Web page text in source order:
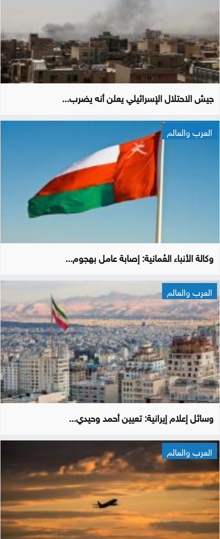
جيش الاحتلال الإسرائيلي يعلن أنه يضرب...
العرب والعالم
وكالة الأنباء العُمانية: إصابة عامل بهجوم...
العرب والعالم
وسائل إعلام إيرانية: تعيين أحمد وحيدي...
العرب والعالم